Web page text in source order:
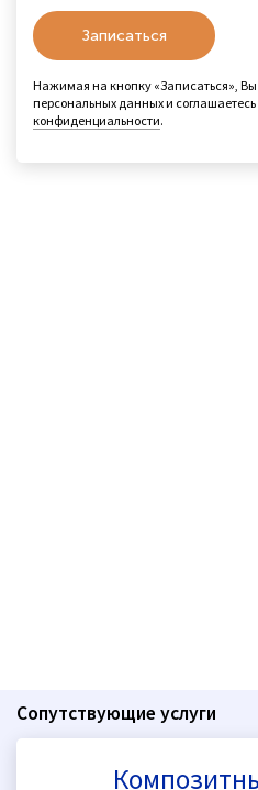
Записаться
Нажимая на кнопку «Записаться», Вы
персональных данных и соглашаетесь
конфиденциальности.
Сопутствующие услуги